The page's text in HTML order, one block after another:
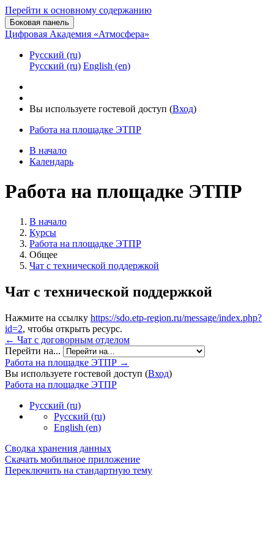
Перейти к основному содержанию
Боковая панель
Цифровая Академия «Атмосфера»
Русский ‎(ru)‎
Русский ‎(ru)‎ English ‎(en)‎
Вы используете гостевой доступ (Вход)
Работа на площадке ЭТПР
В начало
Календарь
Работа на площадке ЭТПР
В начало
Курсы
Работа на площадке ЭТПР
Общее
Чат с технической поддержкой
Чат с технической поддержкой
Нажмите на ссылку https://sdo.etp-region.ru/message/index.php?
id=2, чтобы открыть ресурс.
← Чат с договорным отделом
Перейти на...
Работа на площадке ЭТПР →
Вы используете гостевой доступ (Вход)
Работа на площадке ЭТПР
Русский ‎(ru)‎
Русский ‎(ru)‎
English ‎(en)‎
Сводка хранения данных
Скачать мобильное приложение
Переключить на стандартную тему